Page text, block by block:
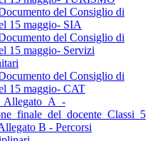
del Consiglio di
15 maggio- SIA
del Consiglio di
15 maggio- Servizi
del Consiglio di
15 maggio- CAT
B - Percorsi